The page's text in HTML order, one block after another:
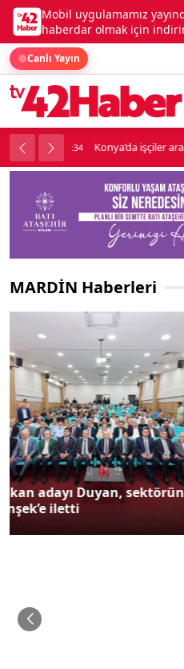
Mobil uygulamamız
haberdar olmak için
Canlı Yayın
kavga çıktı 18:34 Lüks
MARDİN Haberleri
Siyaset
Hazine ve Maliye Bakanı